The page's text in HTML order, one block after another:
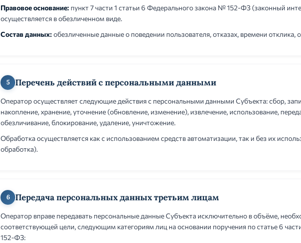
Правовое основание: пункт 7 части 1 статьи 6 Федерального закона № 152-ФЗ (законный
осуществляется в обезличенном виде.
Состав данных: обезличенные данные о поведении пользователя, отказах, времени отклика,
5 Перечень действий с персональными данными
Оператор осуществляет следующие действия с персональными данными Субъекта: сбор,
накопление, хранение, уточнение (обновление, изменение), извлечение, использование,
обезличивание, блокирование, удаление, уничтожение.
Обработка осуществляется как с использованием средств автоматизации, так и без их
обработка).
6 Передача персональных данных третьим лицам
Оператор вправе передавать персональные данные Субъекта исключительно в объёме,
соответствующей цели, следующим категориям лиц на основании поручения по статье 6
152-ФЗ: